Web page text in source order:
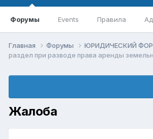
Форумы Events Правила
Главная Форумы ЮРИДИЧЕСКИЙ
раздел при разводе права аренды
Жалоба